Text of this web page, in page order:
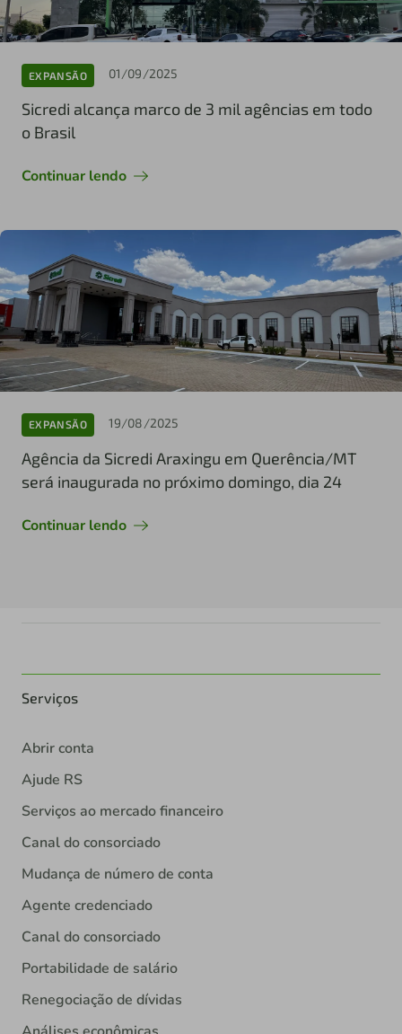
EXPANSÃO 01/09/2025
Sicredi alcança marco de 3 mil agências em todo
o Brasil
Continuar lendo
EXPANSÃO 19/08/2025
Agência da Sicredi Araxingu em Querência/MT
será inaugurada no próximo domingo, dia 24
Continuar lendo
Serviços
Abrir conta
Ajude RS
Serviços ao mercado financeiro
Canal do consorciado
Mudança de número de conta
Agente credenciado
Canal do consorciado
Portabilidade de salário
Renegociação de dívidas